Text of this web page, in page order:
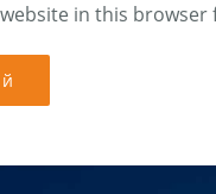
in this